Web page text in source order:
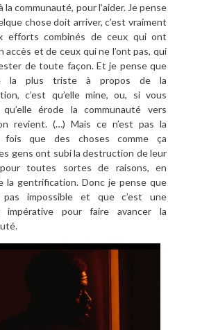
la communauté, pour l’aider. Je pense
chose doit arriver, c’est vraiment
efforts combinés de ceux qui ont
accès et de ceux qui ne l’ont pas, qui
de toute façon. Et je pense que
la plus triste à propos de la
c’est qu’elle mine, ou, si vous
qu’elle érode la communauté vers
revient. (…) Mais ce n’est pas la
fois que des choses comme ça
gens ont subi la destruction de leur
toutes sortes de raisons, en
la gentrification. Donc je pense que
pas impossible et que c’est une
impérative pour faire avancer la